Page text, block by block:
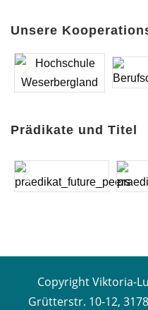
Unsere
Prädikate und Titel
Copyright Viktoria-
Grütterstr. 10-12,